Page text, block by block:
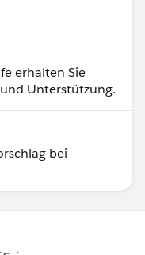
erhalten Sie
Unterstützung.
bei